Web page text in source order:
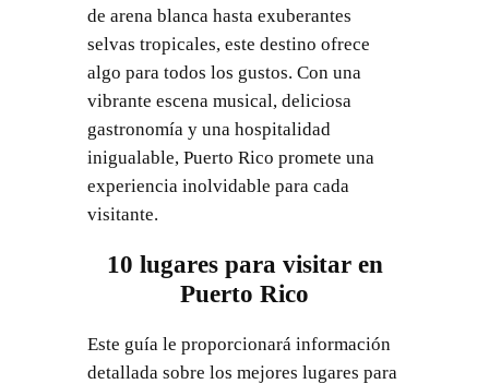
de arena blanca hasta exuberantes
selvas tropicales, este destino ofrece
algo para todos los gustos. Con una
vibrante escena musical, deliciosa
gastronomía y una hospitalidad
inigualable, Puerto Rico promete una
experiencia inolvidable para cada
visitante.
10 lugares para visitar en
Puerto Rico
Este guía le proporcionará información
detallada sobre los mejores lugares para